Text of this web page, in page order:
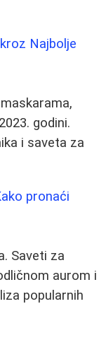
Najbolje
godini.
i saveta za
pronaći
Saveti za
aurom i
popularnih